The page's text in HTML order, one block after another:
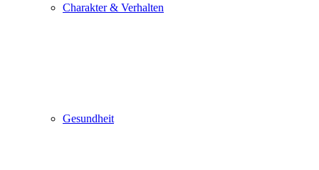
Charakter & Verhalten
Gesundheit